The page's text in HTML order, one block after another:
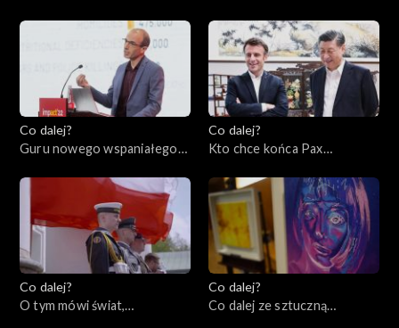
16.05.2023
Co dalej?
Guru nowego wspaniałego
człowieczeństwa?,
Co dalej?
Kto chce końca Pax
09.05.2023
Co dalej?
O tym mówi świat,
Co dalej?
Co dalej ze sztuczną